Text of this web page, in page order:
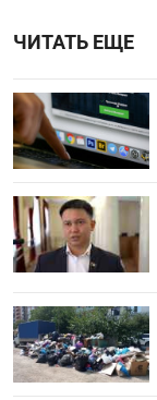
ЧИТАТЬ ЕЩЕ